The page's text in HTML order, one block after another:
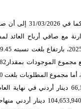
كما في 31/03/
دينار أردني ، مقارنة مع صافي أرباح
بلغت نسبته 1.44%، أما مجموع حقوق الملكية